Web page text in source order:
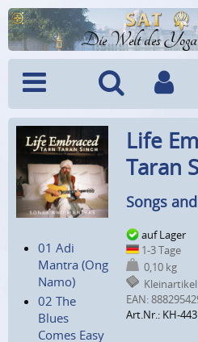
Die Welt des
Menü Suche
01 Adi
Mantra (Ong
Namo)
02 The
Blues
Comes Easy
Life
Taran
Songs
auf Lager
1-3 Tage
0,10 kg
Kleinartikel
EAN:
Art.Nr.: KH-443